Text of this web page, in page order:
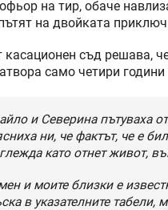
на тир, обаче
на двойката
касационен съд решава,
само четири
и Северина пътуваха
ни, че фактът, че е
като отнет живот,
и моите близки е
в указателните табели,